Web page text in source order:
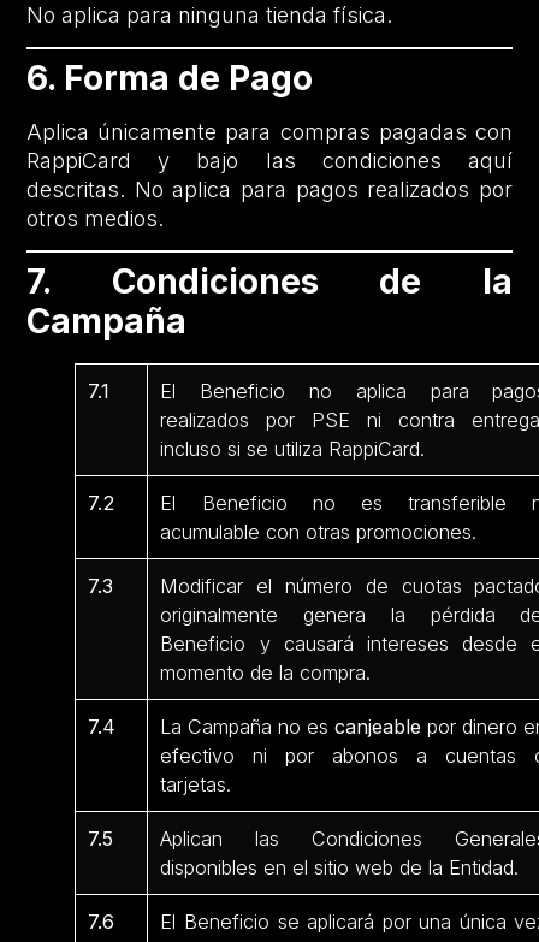
No aplica para ninguna tienda física.
6. Forma de Pago
Aplica únicamente para compras pagadas con
RappiCard y bajo las condiciones aquí
descritas. No aplica para pagos realizados por
otros medios.
7. Condiciones de la
Campaña
7.1
El Beneficio no aplica para
realizados por PSE ni contra
incluso si se utiliza RappiCard.
7.2
El Beneficio no es transferible
acumulable con otras promociones.
7.3
Modificar el número de cuotas
originalmente genera la pérdida
Beneficio y causará intereses desde
momento de la compra.
7.4 La Campaña no escanjeable por dinero
efectivo ni por abonos a cuentas
tarjetas.
7.5
Aplican las Condiciones
disponibles en el sitio web de la Entidad.
7.6
El Beneficio se aplicará por una única